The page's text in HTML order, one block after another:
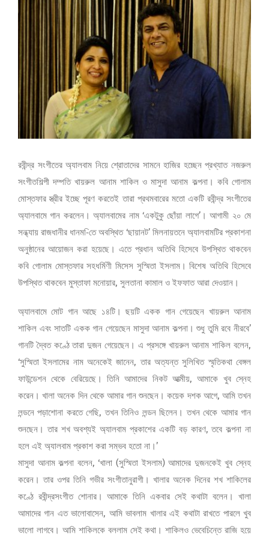
রবীন্দ্র সংগীতের অ্যালবাম নিয়ে শ্রোতাদের সামনে হাজির হচ্ছেন প্রখ্যাত নজরুল
সংগীতশিল্পী দম্পতি খায়রুল আনাম শাকিল ও মাসুদা আনাম কল্পনা। কবি গোলাম
মোস্তফার স্ত্রীর ইচ্ছে পূরণ করতেই তারা প্রথমবারের মতো একটি রবীন্দ্র সংগীতের
অ্যালবামে গান করলেন। অ্যালবামের নাম ‘একটুকু ছোঁয়া লাগে’। আগামী ২০ মে
সন্ধ্যায় রাজধানীর ধানম-িতে অবস্থিত ‘ছায়ানট’ মিলনায়তনে অ্যালবামটির প্রকাশনা
অনুষ্ঠানের আয়োজন করা হয়েছে। এতে প্রধান অতিথি হিসেবে উপস্থিত থাকবেন
কবি গোলাম মোস্তফার সহধর্মিণী মিসেস সুস্মিতা ইসলাম। বিশেষ অতিথি হিসেবে
উপস্থিত থাকবেন মুস্তাফা মনোয়ার, সুলতানা কামাল ও ইফফাত আরা দেওয়ান।
অ্যালবামে মোট গান আছে ১৪টি। ছয়টি একক গান গেয়েছেন খায়রুল আনাম
শাকিল এবং সাতটি একক গান গেয়েছেন মাসুদা আনাম কল্পনা। শুধু তুমি রবে নীরবে’
গানটি দ্বৈত কণ্ঠে তারা দুজন গেয়েছেন। এ প্রসঙ্গে খায়রুল আনাম শাকিল বলেন,
‘সুস্মিতা ইসলামের নাম অনেকেই জানেন, তার অত্যন্ত সুলিখিত স্মৃতিকথা বেঙ্গল
ফাউন্ডেশন থেকে বেরিয়েছে। তিনি আমাদের নিকট আত্মীয়, আমাকে খুব স্নেহ
করেন। খালা অনেক দিন থেকে আমার গান শুনছেন। কয়েক দশক আগে, আমি তখন
লন্ডনে পড়াশোনা করতে গেছি, তখন তিনিও লন্ডন ছিলেন। তখন থেকে আমার গান
শুনছেন। তার শখ অবশ্যই অ্যালবাম প্রকাশের একটি বড় কারণ, তবে কল্পনা না
হলে এই অ্যালবাম প্রকাশ করা সম্ভব হতো না।’
মাসুদা আনাম কল্পনা বলেন, ‘খালা (সুস্মিতা ইসলাম) আমাদের দুজনকেই খুব স্নেহ
করেন। তার ওপর তিনি গভীর সংগীতানুরাগী। খালার অনেক দিনের শখ শাকিলের
কণ্ঠে রবীন্দ্রসংগীত শোনার। আমাকে তিনি একবার সেই কথাটা বলেন। খালা
আমাদের গান এত ভালোবাসেন, আমি ভাবলাম খালার এই কথাটা রাখতে পারলে খুব
ভালো লাগবে। আমি শাকিলকে বললাম সেই কথা। শাকিলও ভেবেচিন্তে রাজি হয়ে